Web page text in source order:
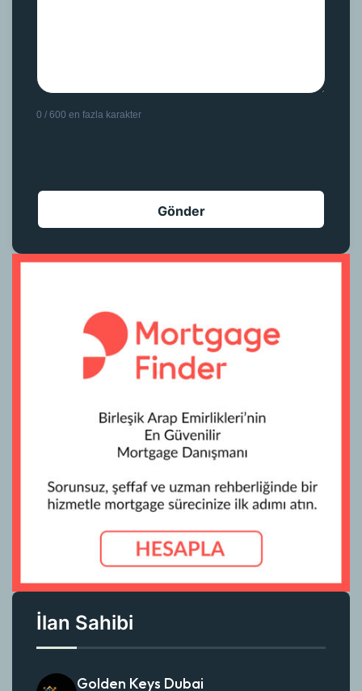
0 / 600 en fazla karakter
İlan Sahibi
Golden Keys Dubai